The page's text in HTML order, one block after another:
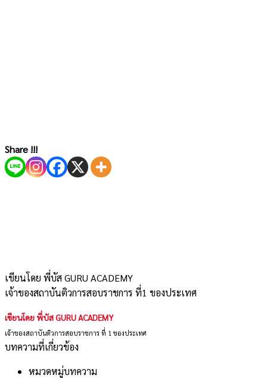
Share !!!
เขียนโดย พี่บัส GURU ACADEMY
เจ้าของสถาบันติวการสอบราชการ ที่1 ของประเทศ
เขียนโดย พี่บัส GURU ACADEMY
เจ้าของสถาบันติวการสอบราชการ ที่ 1 ของประเทศ
บทความที่เกี่ยวข้อง
หมวดหมู่บทความ